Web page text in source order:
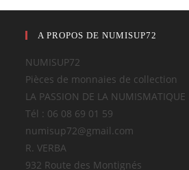
A PROPOS DE NUMISUP72
NUMISUP72
Pièces de monnaies de collection
LA PASSION DE LA NUMISMATIQUE
Tél : 06 08 69 01 59
numisup72@gmail.com
R. VERBA
932 Route des Montignés